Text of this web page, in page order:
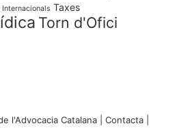
Internacionals Taxes
Torn d'Ofici
l'Advocacia Catalana | Contacta